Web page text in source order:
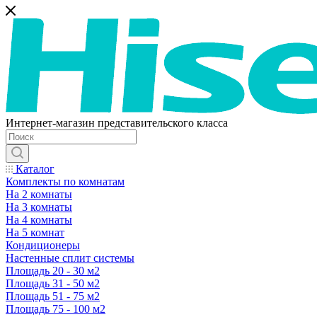
Интернет-магазин представительского класса
Каталог
Комплекты по комнатам
На 2 комнаты
На 3 комнаты
На 4 комнаты
На 5 комнат
Кондиционеры
Настенные сплит системы
Площадь 20 - 30 м2
Площадь 31 - 50 м2
Площадь 51 - 75 м2
Площадь 75 - 100 м2